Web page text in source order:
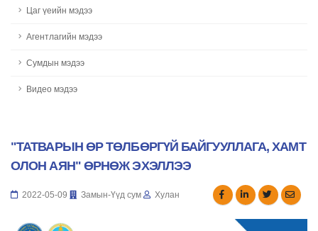
Цаг үеийн мэдээ
Агентлагийн мэдээ
Сумдын мэдээ
Видео мэдээ
"ТАТВАРЫН ӨР ТӨЛБӨРГҮЙ БАЙГУУЛЛАГА, ХАМТ
ОЛОН АЯН" ӨРНӨЖ ЭХЭЛЛЭЭ
2022-05-09 Замын-Үүд сум Хулан